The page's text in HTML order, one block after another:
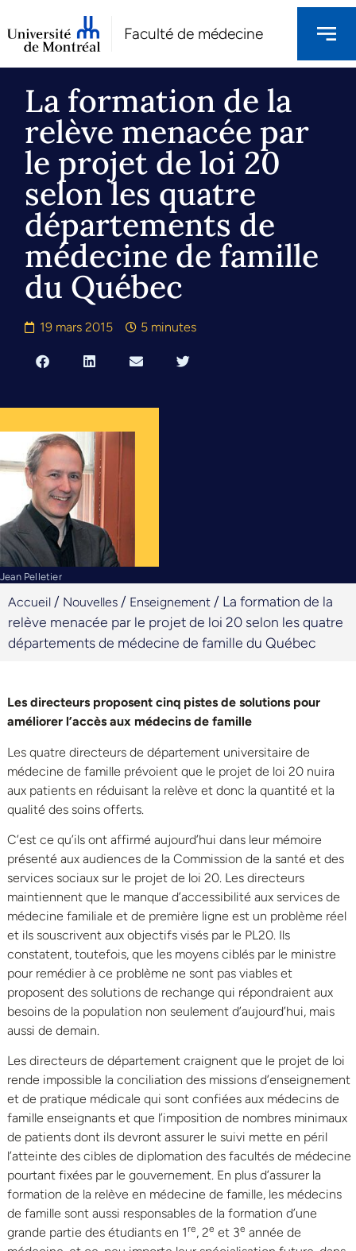
Faculté de médecine
La formation de la
relève menacée par
le projet de loi 20
selon les quatre
départements de
médecine de famille
du Québec
19 mars 2015 5 minutes
Jean Pelletier
Accueil / Nouvelles / Enseignement / La formation de la
relève menacée par le projet de loi 20 selon les quatre
départements de médecine de famille du Québec
Les directeurs proposent cinq pistes de solutions pour
améliorer l’accès aux médecins de famille
Les quatre directeurs de département universitaire de
médecine de famille prévoient que le projet de loi 20 nuira
aux patients en réduisant la relève et donc la quantité et la
qualité des soins offerts.
C’est ce qu’ils ont affirmé aujourd’hui dans leur mémoire
présenté aux audiences de la Commission de la santé et des
services sociaux sur le projet de loi 20. Les directeurs
maintiennent que le manque d’accessibilité aux services de
médecine familiale et de première ligne est un problème réel
et ils souscrivent aux objectifs visés par le PL20. Ils
constatent, toutefois, que les moyens ciblés par le ministre
pour remédier à ce problème ne sont pas viables et
proposent des solutions de rechange qui répondraient aux
besoins de la population non seulement d’aujourd’hui, mais
aussi de demain.
Les directeurs de département craignent que le projet de loi
rende impossible la conciliation des missions d’enseignement
et de pratique médicale qui sont confiées aux médecins de
famille enseignants et que l’imposition de nombres minimaux
de patients dont ils devront assurer le suivi mette en péril
l’atteinte des cibles de diplomation des facultés de médecine
pourtant fixées par le gouvernement. En plus d’assurer la
formation de la relève en médecine de famille, les médecins
de famille sont aussi responsables de la formation d’une
grande partie des étudiants en 1 re, 2e et 3e année de